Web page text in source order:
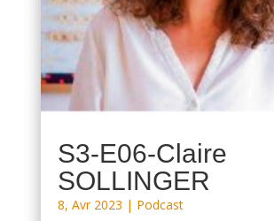
S3-E06-Claire
SOLLINGER
8, Avr 2023 | Podcast